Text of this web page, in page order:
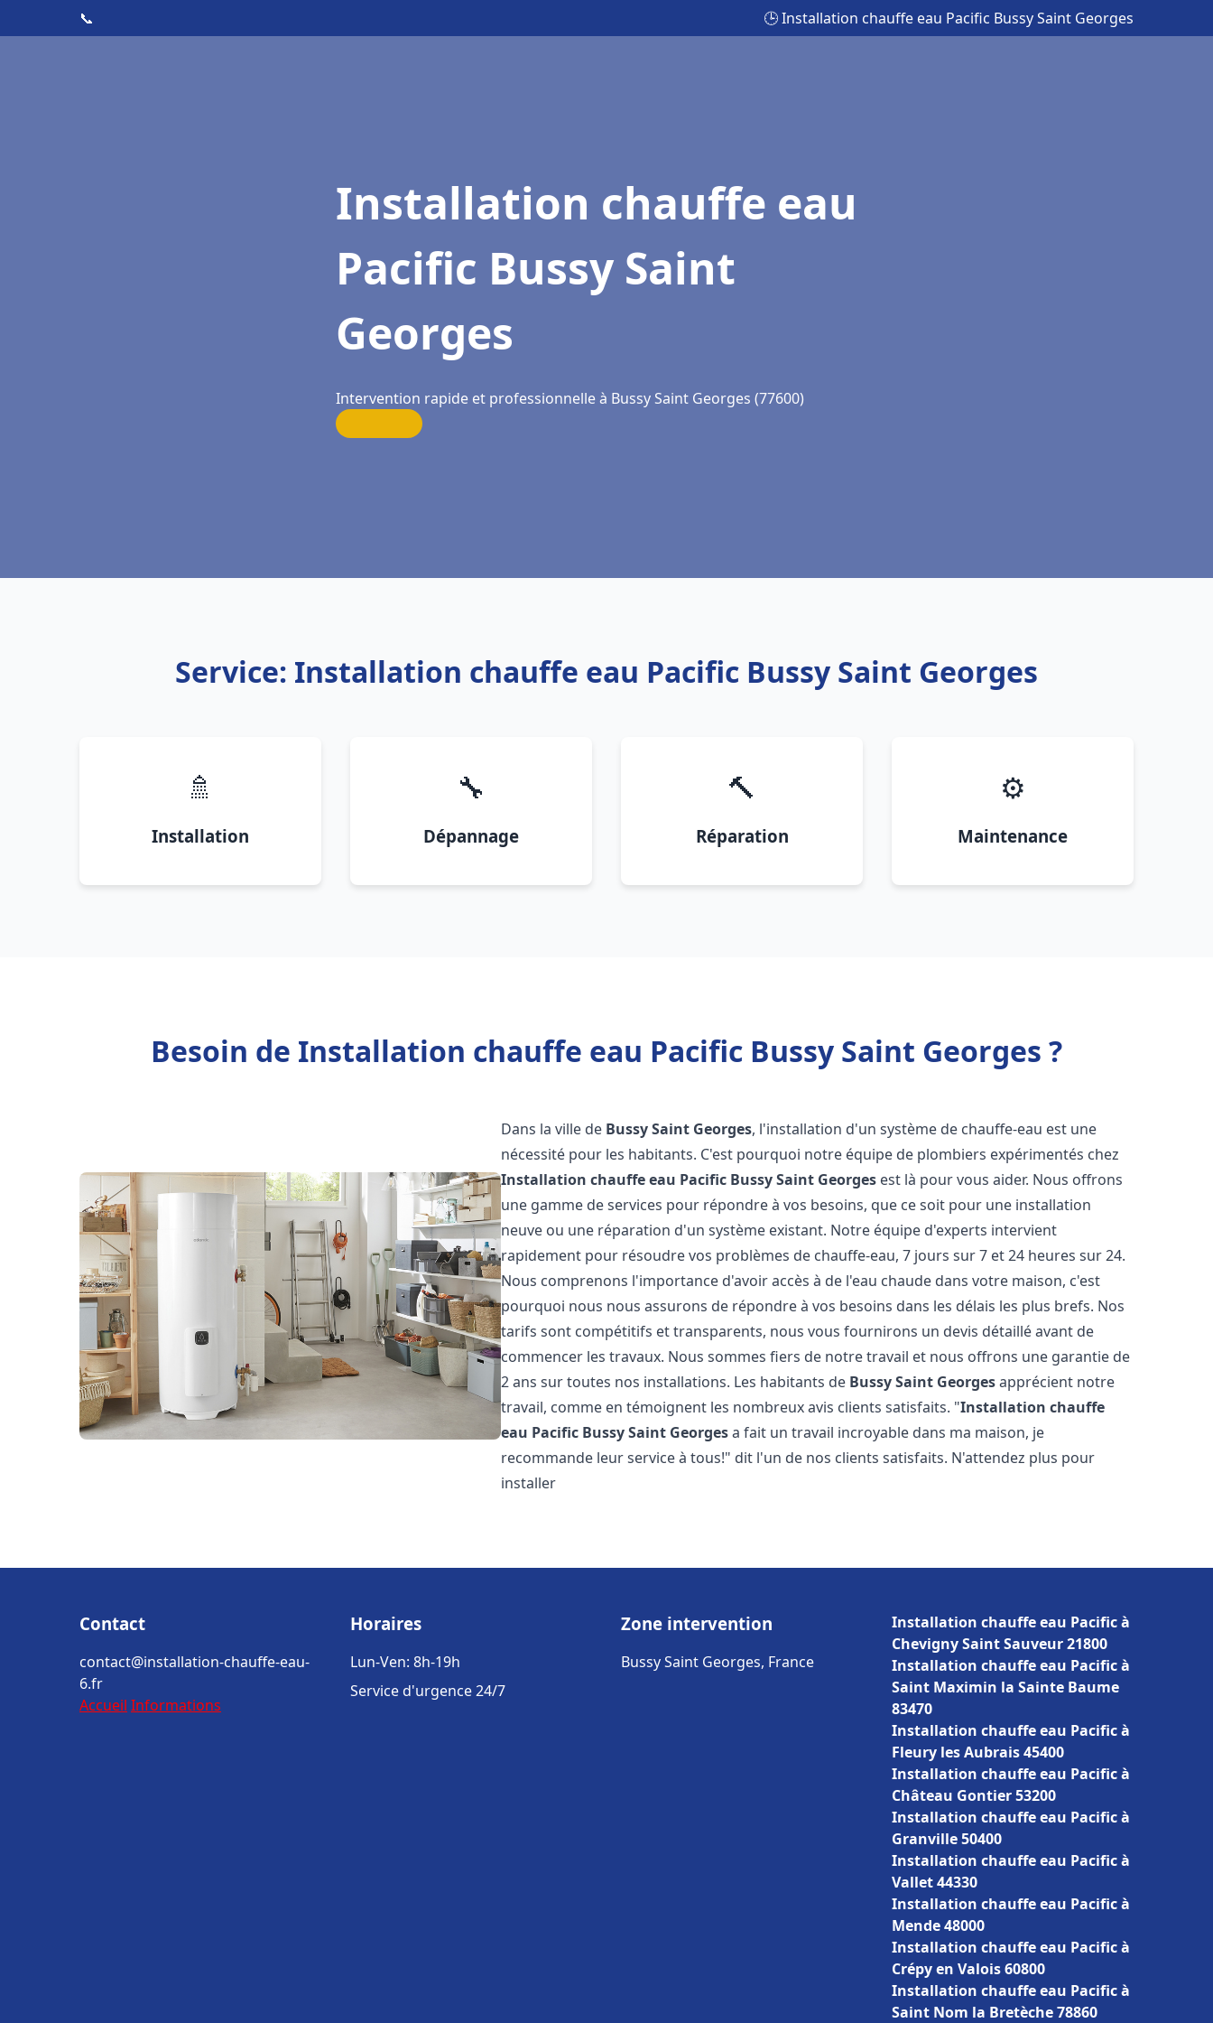
📞 🕒 Installation chauffe eau Pacific Bussy Saint Georges
Installation chauffe eau
Pacific Bussy Saint
Georges
Intervention rapide et professionnelle à Bussy Saint Georges (77600)
Service: Installation chauffe eau Pacific Bussy Saint Georges
🚿
Installation
🔧
Dépannage
🔨
Réparation
⚙️
Maintenance
Besoin de Installation chauffe eau Pacific Bussy Saint Georges ?
Dans la ville de Bussy Saint Georges, l'installation d'un système de chauffe-eau est une
nécessité pour les habitants. C'est pourquoi notre équipe de plombiers expérimentés chez
Installation chauffe eau Pacific Bussy Saint Georges est là pour vous aider. Nous offrons
une gamme de services pour répondre à vos besoins, que ce soit pour une installation
neuve ou une réparation d'un système existant. Notre équipe d'experts intervient
rapidement pour résoudre vos problèmes de chauffe-eau, 7 jours sur 7 et 24 heures sur 24.
Nous comprenons l'importance d'avoir accès à de l'eau chaude dans votre maison, c'est
pourquoi nous nous assurons de répondre à vos besoins dans les délais les plus brefs. Nos
tarifs sont compétitifs et transparents, nous vous fournirons un devis détaillé avant de
commencer les travaux. Nous sommes fiers de notre travail et nous offrons une garantie de
2 ans sur toutes nos installations. Les habitants de Bussy Saint Georgesapprécient notre
travail, comme en témoignent les nombreux avis clients satisfaits. "Installation chauffe
eau Pacific Bussy Saint Georgesa fait un travail incroyable dans ma maison, je
recommande leur service à tous!" dit l'un de nos clients satisfaits. N'attendez plus pour
installer
Contact
contact@installation-chauffe-eau-
6.fr
Accueil Informations
Horaires
Lun-Ven: 8h-19h
Service d'urgence 24/7
Zone intervention
Bussy Saint Georges, France
Installation chauffe eau Pacific à
Chevigny Saint Sauveur 21800
Installation chauffe eau Pacific à
Saint Maximin la Sainte Baume
83470
Installation chauffe eau Pacific à
Fleury les Aubrais 45400
Installation chauffe eau Pacific à
Château Gontier 53200
Installation chauffe eau Pacific à
Granville 50400
Installation chauffe eau Pacific à
Vallet 44330
Installation chauffe eau Pacific à
Mende 48000
Installation chauffe eau Pacific à
Crépy en Valois 60800
Installation chauffe eau Pacific à
Saint Nom la Bretèche 78860